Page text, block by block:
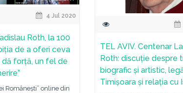
4 Jul 2020
Roth, la 100
de a oferi ceva
dă forță, un fel de
Românești” online din
TEL AVIV. Centenar
Roth: discuție despre
biografic și artistic,
Timișoara și relația cu